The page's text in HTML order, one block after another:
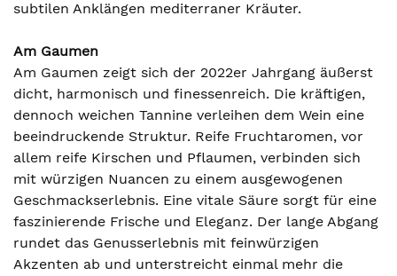
subtilen Anklängen mediterraner Kräuter.
Am Gaumen
Am Gaumen zeigt sich der 2022er Jahrgang äußerst
dicht, harmonisch und finessenreich. Die kräftigen,
dennoch weichen Tannine verleihen dem Wein eine
beeindruckende Struktur. Reife Fruchtaromen, vor
allem reife Kirschen und Pflaumen, verbinden sich
mit würzigen Nuancen zu einem ausgewogenen
Geschmackserlebnis. Eine vitale Säure sorgt für eine
faszinierende Frische und Eleganz. Der lange Abgang
rundet das Genusserlebnis mit feinwürzigen
Akzenten ab und unterstreicht einmal mehr die